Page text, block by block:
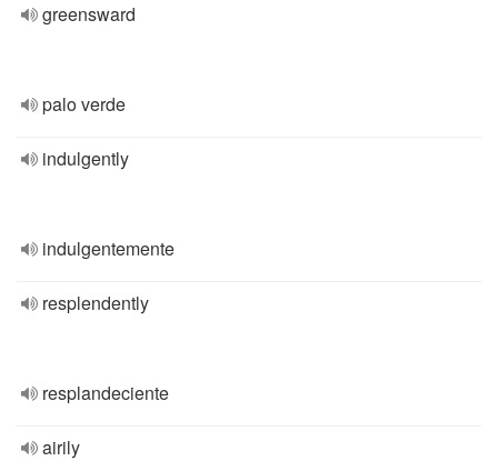
greensward
palo verde
indulgently
indulgentemente
resplendently
resplandeciente
airily